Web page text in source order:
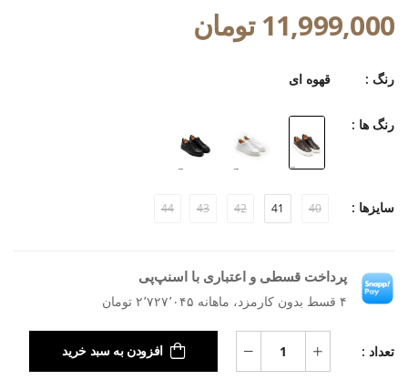
11,999,000 تومان
رنگ : قهوه ای
رنگ ها :
سایزها : 40
41
42
43
44
پرداخت قسطی و اعتباری با اسنپ‌پی
۴ قسط بدون کارمزد، ماهانه ۲٬۷۲۷٬۰۴۵ تومان
تعداد : افزودن به سبد خرید